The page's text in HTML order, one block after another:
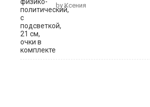
by Ксения